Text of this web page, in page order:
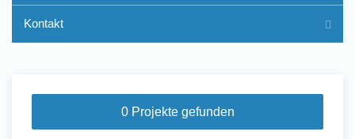
Kontakt
0 Projekte gefunden